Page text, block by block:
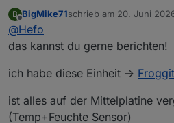
Garantiezeit, keinerlei
100€ die Aussenstation...
Habe seit 2 Wochen einen
Außeneinheit identisch zu
neuen Sensor incl.
der Hoffnung, dass er paßt.
Ich kann gerne berichten,
Ruhrgebiet schafft...
Gruß Hefo
B
Offline
BigMike71schrieb am 20. Juni
zuletzt editiert von
@Hefo
das kannst du gerne berichten!
ich habe diese Einheit ->
ist alles auf der Mittelplatine
(Temp+Feuchte Sensor)